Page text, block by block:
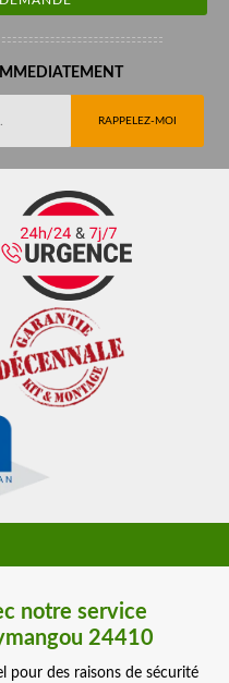
notre service
24410
pour des raisons de sécurité